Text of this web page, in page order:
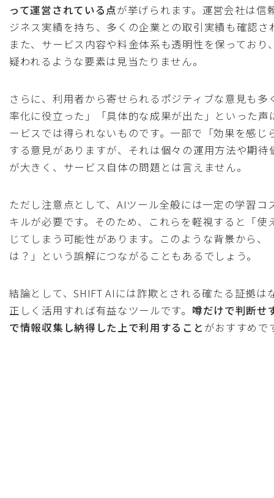
って運営されている点が挙げられます。運営会社は信
ジネス実績を持ち、多くの企業との取引実績も確認さ
また、サービス内容や料金体系も透明性を保っており
疑われるような要素は見当たりません。
さらに、利用者から寄せられるポジティブな意見も多
率化に役立った」「具体的な成果が出た」といった声
ービスでは得られないものです。一部で「効果を感じ
する意見がありますが、それは個々の運用方法や期待
が大きく、サービス自体の問題とは言えません。
ただし注意点として、AIツール全般には一定の学習コ
キルが必要です。そのため、これらを軽視すると「使
じてしまう可能性があります。このような背景から、
は？」という誤解につながることもあるでしょう。
結論として、SHIFT AIには詐欺とされる確たる証拠は
正しく活用すれば有益なツールです。 噂だけで判断せ
で情報収集し納得した上で利用すること がおすすめで